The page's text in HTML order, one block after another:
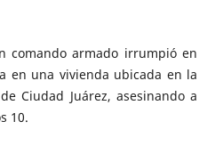
comando armado irrumpió en
en una vivienda ubicada en la
Ciudad Juárez, asesinando a
10.